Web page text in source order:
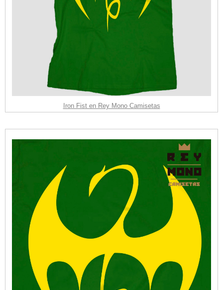
Iron Fist en Rey Mono Camisetas